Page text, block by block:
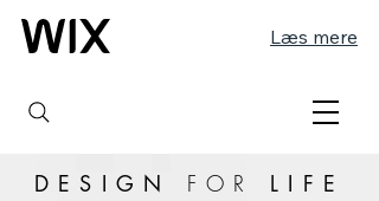
Læs mere